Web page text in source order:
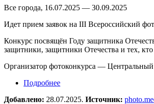
Все города, 16.07.2025 — 30.09.2025
Идет прием заявок на III Всероссийский
Конкурс посвящён Году защитника
защитники, защитники Отечества и тех,
Организатор фотоконкурса —
Подробнее
Добавлено: 28.07.2025. Источник: